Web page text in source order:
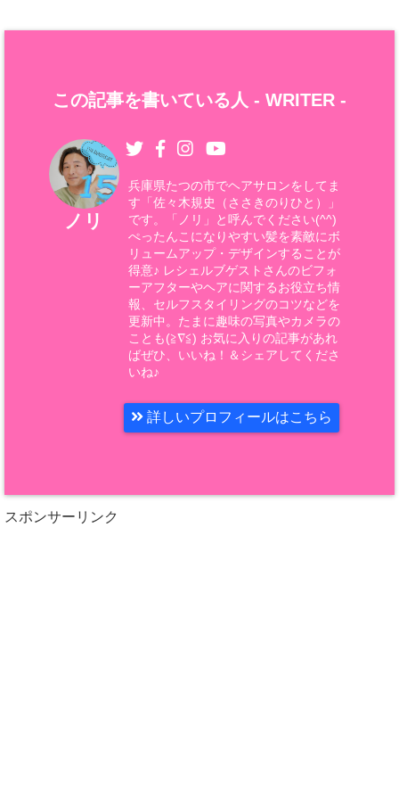
この記事を書いている人 - WRITER -
ノリ
兵庫県たつの市でヘアサロンをしてま
す「佐々木規史（ささきのりひと）」
です。「ノリ」と呼んでください(^^)
ぺったんこになりやすい髪を素敵にボ
リュームアップ・デザインすることが
得意♪ レシェルブゲストさんのビフォ
ーアフターやヘアに関するお役立ち情
報、セルフスタイリングのコツなどを
更新中。たまに趣味の写真やカメラの
ことも(≧∇≦) お気に入りの記事があれ
ばぜひ、いいね！＆シェアしてくださ
いね♪
詳しいプロフィールはこちら
スポンサーリンク